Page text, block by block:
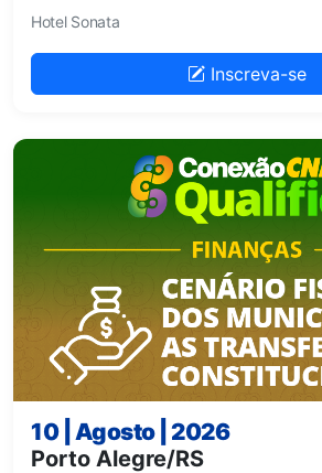
Hotel Sonata
Inscreva-se
10 | Agosto | 2026
Porto Alegre/RS